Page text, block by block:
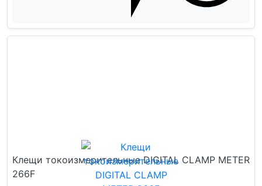
Клещи токоизмерительные DIGITAL CLAMP METER
266F